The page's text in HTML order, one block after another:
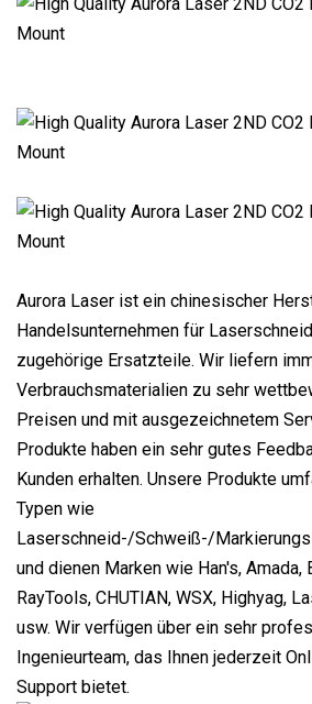
Aurora Laser ist ein chinesischer
Handelsunternehmen für
zugehörige Ersatzteile. Wir liefern
Verbrauchsmaterialien zu sehr
Preisen und mit ausgezeichnetem
Produkte haben ein sehr gutes
Kunden erhalten. Unsere Produkte
Typen wie
Laserschneid-/Schweiß-/
und dienen Marken wie Han's,
RayTools, CHUTIAN, WSX, Highyag,
usw. Wir verfügen über ein sehr
Ingenieurteam, das Ihnen jederzeit
Support bietet.